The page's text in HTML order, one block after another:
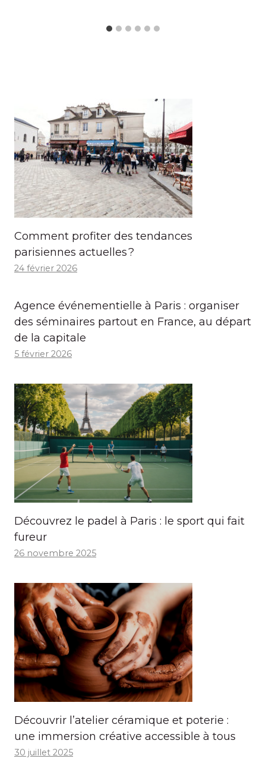
Comment profiter des tendances
parisiennes actuelles ?
24 février 2026
Agence événementielle à Paris : organiser
des séminaires partout en France, au départ
de la capitale
5 février 2026
Découvrez le padel à Paris : le sport qui fait
fureur
26 novembre 2025
Découvrir l’atelier céramique et poterie :
une immersion créative accessible à tous
30 juillet 2025